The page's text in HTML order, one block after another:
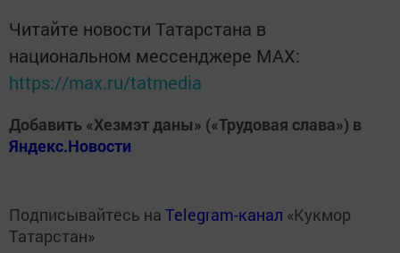
Читайте новости Татарстана в
национальном мессенджере MАХ:
https://max.ru/tatmedia
Добавить «Хезмэт даны» («Трудовая слава») в
Яндекс.Новости
Подписывайтесь на Telegram-канал «Кукмор
Татарстан»